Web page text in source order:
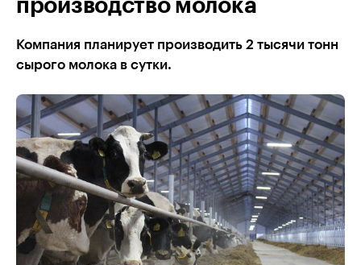
производство молока
Компания планирует производить 2 тысячи тонн
сырого молока в сутки.